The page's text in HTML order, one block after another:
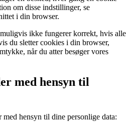
om disse indstillinger, se
i din browser.
ikke fungerer korrekt, hvis alle
du sletter cookies i din browser,
når du atter besøger vores
med hensyn til
hensyn til dine personlige data: